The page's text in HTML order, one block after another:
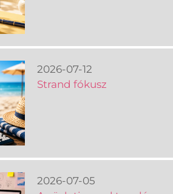
2026-07-12
Strand fókusz
2026-07-05